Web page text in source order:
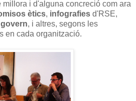
i d'alguna concreció com ara
ètics, infografies d'RSE,
, i altres, segons les
en cada organització.